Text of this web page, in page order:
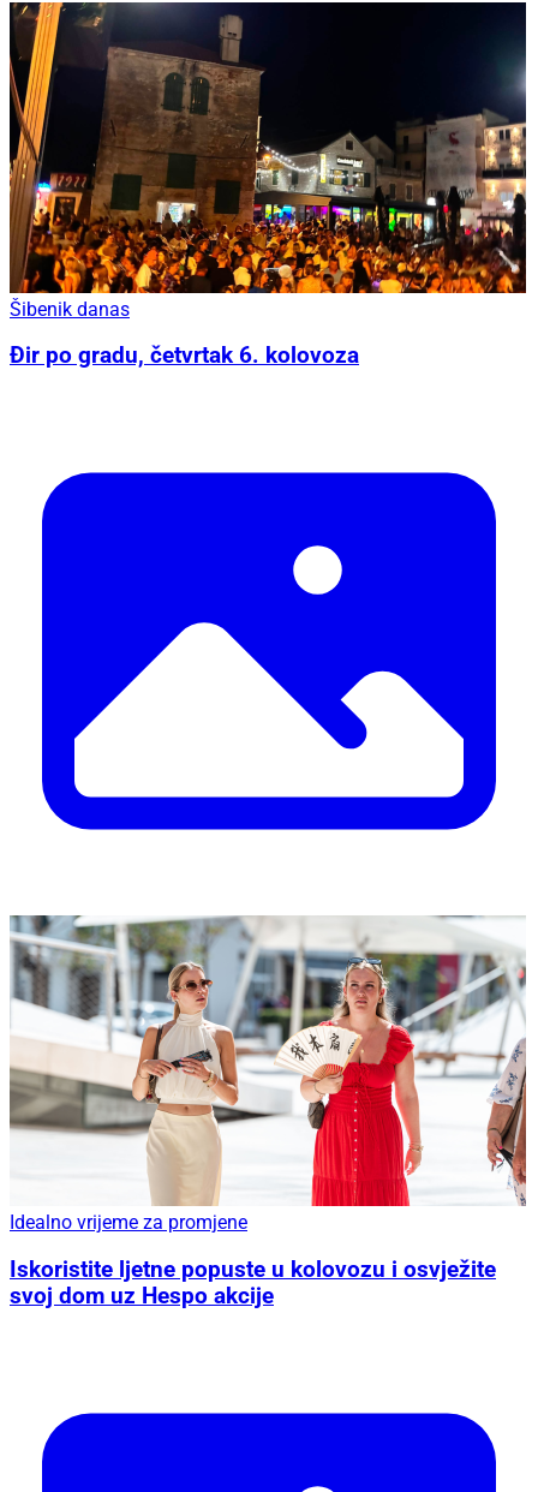
Šibenik danas
Đir po gradu, četvrtak 6. kolovoza
Idealno vrijeme za promjene
Iskoristite ljetne popuste u kolovozu i osvježite
svoj dom uz Hespo akcije